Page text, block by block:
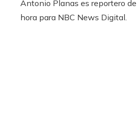
Antonio Planas es reportero
hora para NBC News Digital.